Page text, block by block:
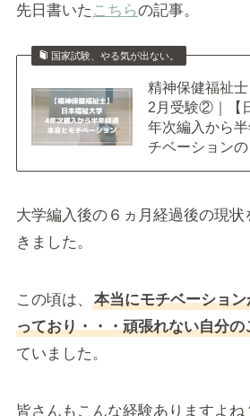
先日書いた こちらの記事。
国家試験、やる気が出ない。
精神保健福祉
2月受験②｜【
年次編入から
チベーション
大学編入後の６ヵ月経過後の現
きました。
この頃は、
本当にモチベーショ
っており・・・頑張れない自分の
ていました。
皆さんもこんな経験ありますよね